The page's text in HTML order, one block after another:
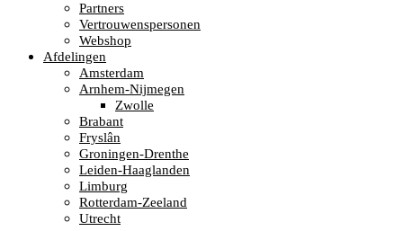
Partners
Vertrouwenspersonen
Webshop
Afdelingen
Amsterdam
Arnhem-Nijmegen
Zwolle
Brabant
Fryslân
Groningen-Drenthe
Leiden-Haaglanden
Limburg
Rotterdam-Zeeland
Utrecht